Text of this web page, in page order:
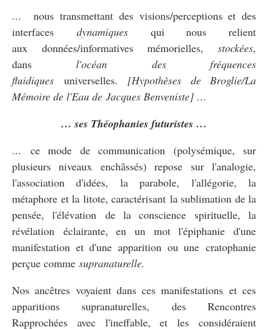
… nous transmettant des visions/perceptions et des
interfaces dynamiquesqui nous relient
aux données/informatives mémorielles, stockées,
dansl'océan des fréquences
fluidiques universelles. [Hypothèses de Broglie/La
Mémoire de l'Eau de Jacques Benveniste] …
… ses Théophanies futuristes …
… ce mode de communication (polysémique, sur
plusieurs niveaux enchâssés) repose sur l'analogie,
l'association d'idées, la parabole, l'allégorie, la
métaphore et la litote, caractérisant la sublimation de la
pensée, l'élévation de la conscience spirituelle, la
révélation éclairante, en un mot l'épiphanie d'une
manifestation et d'une apparition ou une cratophanie
perçue comme supranaturelle.
Nos ancêtres voyaient dans ces manifestations et ces
apparitions supranaturelles, des Rencontres
Rapprochées avec l'ineffable, et les considéraient